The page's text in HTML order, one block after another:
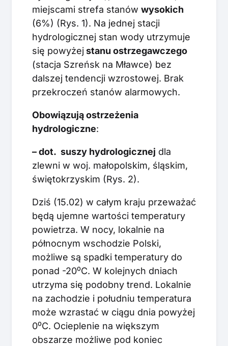
miejscami strefa stanów wysokich
(6%) (Rys. 1). Na jednej stacji
hydrologicznej stan wody utrzymuje
się powyżejstanu ostrzegawczego
(stacja Szreńsk na Mławce) bez
dalszej tendencji wzrostowej. Brak
przekroczeń stanów alarmowych.
Obowiązują ostrzeżenia
hydrologiczne:
– dot. suszy hydrologicznej dla
zlewni w woj. małopolskim, śląskim,
świętokrzyskim (Rys. 2).
Dziś (15.02) w całym kraju przeważać
będą ujemne wartości temperatury
powietrza. W nocy, lokalnie na
północnym wschodzie Polski,
możliwe są spadki temperatury do
ponad -20⁰C. W kolejnych dniach
utrzyma się podobny trend. Lokalnie
na zachodzie i południu temperatura
może wzrastać w ciągu dnia powyżej
0⁰C. Ocieplenie na większym
obszarze możliwe pod koniec